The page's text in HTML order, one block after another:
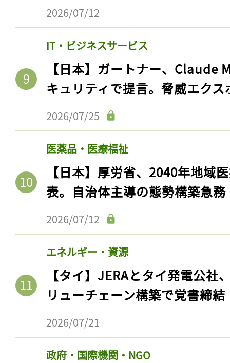
2026/07/12
IT・ビジネスサービス
【日本】ガートナー、Claude
キュリティで提言。脅威エク
2026/07/25
医薬品・医療福祉
【日本】厚労省、2040年地域
表。自治体主導の態勢構築急務
2026/07/12
エネルギー・資源
【タイ】JERAとタイ発電公社
リューチェーン構築で覚書締結
2026/07/21
政府・国際機関・NGO